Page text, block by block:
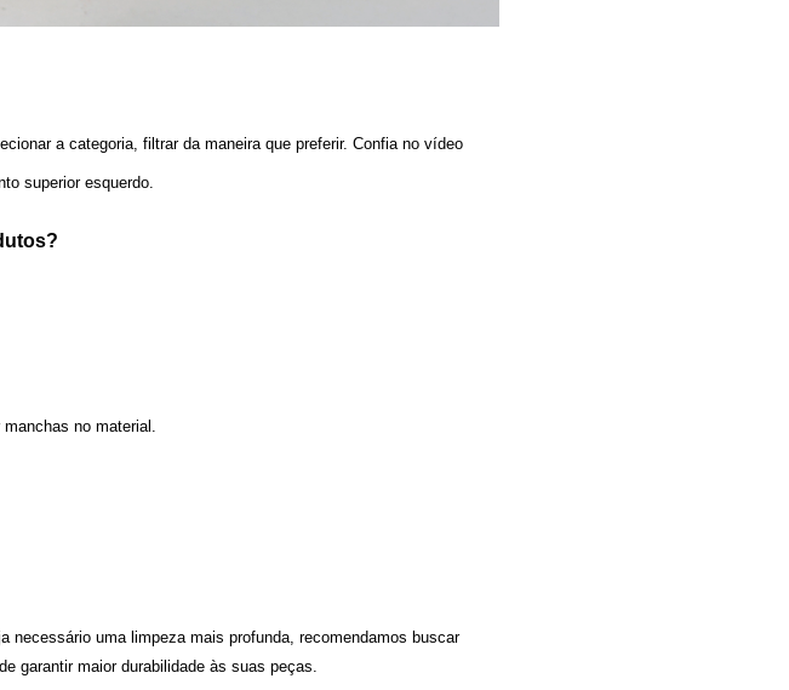
a categoria, filtrar da maneira que preferir. Confia no vídeo
superior esquerdo.
no material.
uma limpeza mais profunda, recomendamos buscar
garantir maior durabilidade às suas peças.